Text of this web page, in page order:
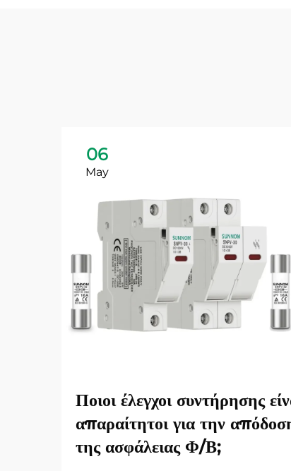
06
May
Ποιοι έλεγχοι συντήρησης
απαραίτητοι για την
της ασφάλειας Φ/Β;